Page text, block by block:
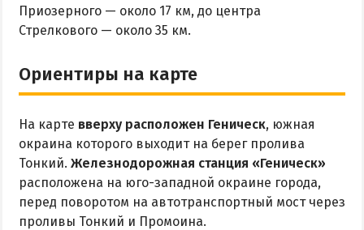
ПЕРВАЯ ЛИНИЯ
ОТЕЛИ С БАССЕЙНОМ
ГОРЯЧИЕ ИСТОЧНИКИ
Источники в Счастливцево
Источники в Стрелковом
Арабатские Термы
Все источники Херсонщины
Приозерного — около 17 км, до центра
Стрелкового — около 35 км.
Ориентиры на карте
На карте вверху расположен Геническ, южная
окраина которого выходит на берег пролива
Тонкий. Железнодорожная станция «Геническ»
расположена на юго-западной окраине города,
перед поворотом на автотранспортный мост через
проливы Тонкий и Промоина.